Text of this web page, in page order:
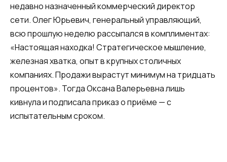
недавно назначенный коммерческий директор
сети. Олег Юрьевич, генеральный управляющий,
всю прошлую неделю рассыпался в комплиментах:
«Настоящая находка! Стратегическое мышление,
железная хватка, опыт в крупных столичных
компаниях. Продажи вырастут минимум на тридцать
процентов». Тогда Оксана Валерьевна лишь
кивнула и подписала приказ о приёме — с
испытательным сроком.